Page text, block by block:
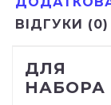
ВІДГУКИ (0)
ДЛЯ
НАБОРА